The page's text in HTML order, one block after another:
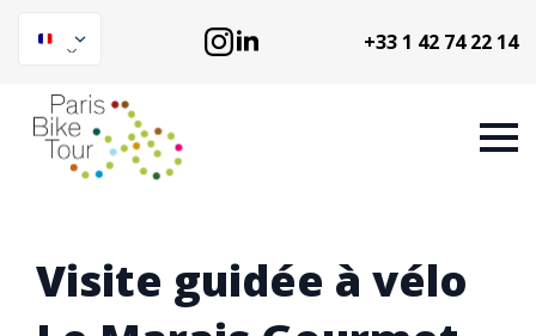
+33 1 42 74 22 14
Visite guidée à vélo